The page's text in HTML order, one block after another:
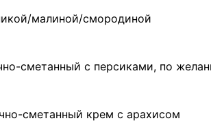
малиной/смородиной
сметанный с персиками, по
сметанный крем с арахисом